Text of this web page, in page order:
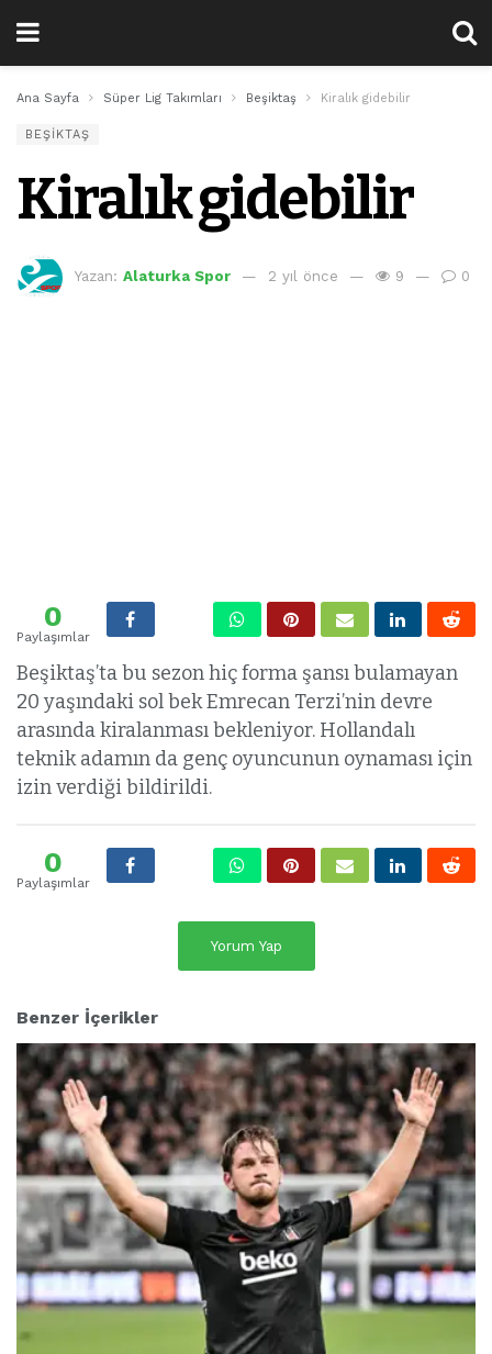
Ana Sayfa Süper Lig Takımları Beşiktaş Kiralık gidebilir
BEŞIKTAŞ
Kiralık gidebilir
Yazan: Alaturka Spor 2 yıl önce 9 0
0
Paylaşımlar
Beşiktaş’ta bu sezon hiç forma şansı bulamayan
20 yaşındaki sol bek Emrecan Terzi’nin devre
arasında kiralanması bekleniyor. Hollandalı
teknik adamın da genç oyuncunun oynaması için
izin verdiği bildirildi.
0
Paylaşımlar
Yorum Yap
Benzer İçerikler